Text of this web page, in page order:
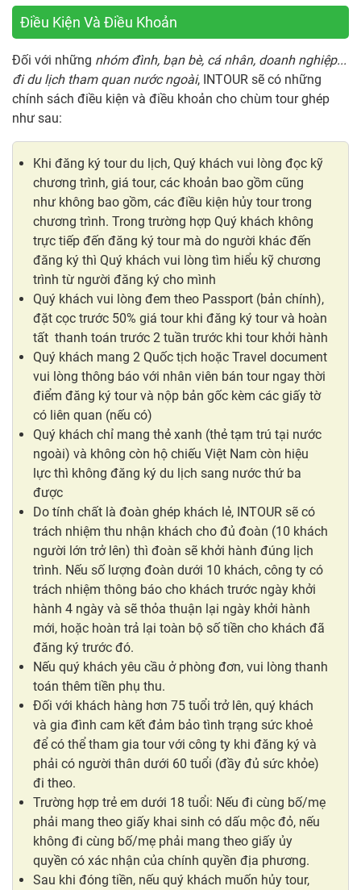
Điều Kiện Và Điều Khoản
Đối với những nhóm đình, bạn bè, cá nhân, doanh nghiệp...
đi du lịch tham quan nước ngoài, INTOUR sẽ có những
chính sách điều kiện và điều khoản cho chùm tour ghép
như sau:
Khi đăng ký tour du lịch, Quý khách vui lòng đọc kỹ
chương trình, giá tour, các khoản bao gồm cũng
như không bao gồm, các điều kiện hủy tour trong
chương trình. Trong trường hợp Quý khách không
trực tiếp đến đăng ký tour mà do người khác đến
đăng ký thì Quý khách vui lòng tìm hiểu kỹ chương
trình từ người đăng ký cho mình
Quý khách vui lòng đem theo Passport (bản chính),
đặt cọc trước 50% giá tour khi đăng ký tour và hoàn
tất thanh toán trước 2 tuần trước khi tour khởi hành
Quý khách mang 2 Quốc tịch hoặc Travel document
vui lòng thông báo với nhân viên bán tour ngay thời
điểm đăng ký tour và nộp bản gốc kèm các giấy tờ
có liên quan (nếu có)
Quý khách chỉ mang thẻ xanh (thẻ tạm trú tại nước
ngoài) và không còn hộ chiếu Việt Nam còn hiệu
lực thì không đăng ký du lịch sang nước thứ ba
được
Do tính chất là đoàn ghép khách lẻ, INTOUR sẽ có
trách nhiệm thu nhận khách cho đủ đoàn (10 khách
người lớn trở lên) thì đoàn sẽ khởi hành đúng lịch
trình. Nếu số lượng đoàn dưới 10 khách, công ty có
trách nhiệm thông báo cho khách trước ngày khởi
hành 4 ngày và sẽ thỏa thuận lại ngày khởi hành
mới, hoặc hoàn trả lại toàn bộ số tiền cho khách đã
đăng ký trước đó.
Nếu quý khách yêu cầu ở phòng đơn, vui lòng thanh
toán thêm tiền phụ thu.
Đối với khách hàng hơn 75 tuổi trở lên, quý khách
và gia đình cam kết đảm bảo tình trạng sức khoẻ
để có thể tham gia tour với công ty khi đăng ký và
phải có người thân dưới 60 tuổi (đầy đủ sức khỏe)
đi theo.
Trường hợp trẻ em dưới 18 tuổi: Nếu đi cùng bố/mẹ
phải mang theo giấy khai sinh có dấu mộc đỏ, nếu
không đi cùng bố/mẹ phải mang theo giấy ủy
quyền có xác nhận của chính quyền địa phương.
Sau khi đóng tiền, nếu quý khách muốn hủy tour,